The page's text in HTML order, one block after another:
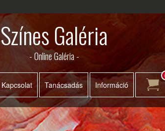
Színes Galéria
- Online Galéria -
Kapcsolat Tanácsadás Információ